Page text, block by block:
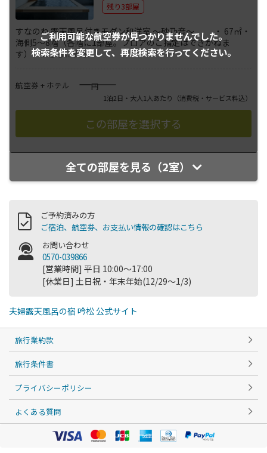
ご利用可能な航空券が見つかりませんでした。
検索条件を変更して、 再度検索を行ってください。
残り3部屋
すなのね 露天風呂付きモダン和洋室 ～砂乃音～ ・ 67㎡・
海側5～8階（各階に1部屋。フロアのご指定はできかねま
す）・...さらに表示
航空券 + ホテル ――――円
1泊2日・大人1人あたり （消費税・サービス料込）
全ての部屋を見る（2室）
ご予約済みの方
ご宿泊、航空券、お支払い情報の確認はこちら
お問い合わせ
0570-039866
[営業時間] 平日 10:00～17:00
[休業日] 土日祝・年末年始(12/29～1/3)
夫婦露天風呂の宿 吟松 公式サイト
旅行業約款
旅行条件書
プライバシーポリシー
よくある質問